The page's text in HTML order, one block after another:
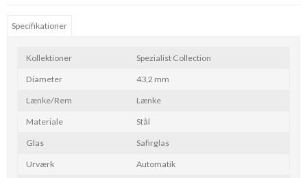
Specifikationer
Kollektioner Spezialist Collection
Diameter 43,2 mm
Lænke/Rem Lænke
Materiale Stål
Glas Safirglas
Urværk Automatik